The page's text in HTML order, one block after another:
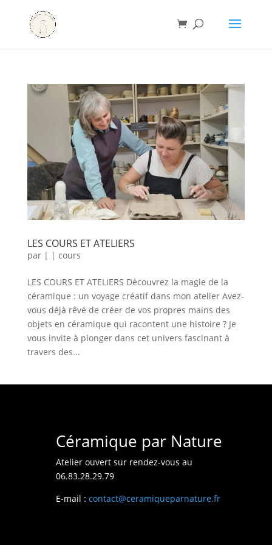
LES COURS ET ATELIERS
par | | cours
LES COURS ET ATELIERS Découvrez la magie de la
céramique : un voyage créatif dans mon atelier Avez-
vous déjà rêvé de créer de vos propres mains des
objets en céramique qui racontent une histoire ? Je
vous invite à plonger dans cet univers fascinant à
travers des...
Céramique par Nature
Atelier ouvert sur rendez-vous au
06.83.28.29.79
E-mail : contact@ceramiqueparnature.fr